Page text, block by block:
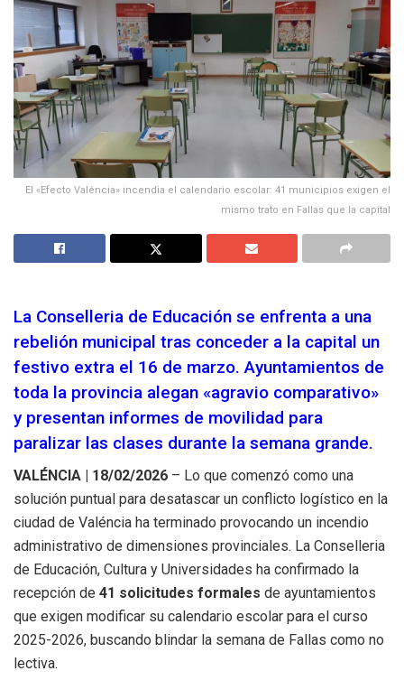
El «Efecto Valéncia» incendia el calendario escolar: 41 municipios exigen el
mismo trato en Fallas que la capital
La Conselleria de Educación se enfrenta a una
rebelión municipal tras conceder a la capital un
festivo extra el 16 de marzo. Ayuntamientos de
toda la provincia alegan «agravio comparativo»
y presentan informes de movilidad para
paralizar las clases durante la semana grande.
VALÉNCIA | 18/02/2026 – Lo que comenzó como una
solución puntual para desatascar un conflicto logístico en la
ciudad de Valéncia ha terminado provocando un incendio
administrativo de dimensiones provinciales. La Conselleria
de Educación, Cultura y Universidades ha confirmado la
recepción de 41 solicitudes formales de ayuntamientos
que exigen modificar su calendario escolar para el curso
2025-2026, buscando blindar la semana de Fallas como no
lectiva.